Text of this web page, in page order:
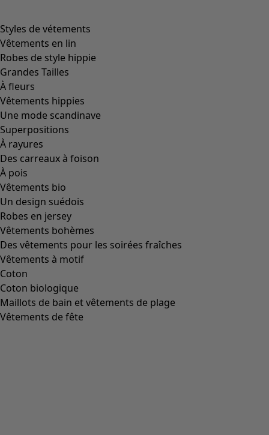
Styles de vétements
Vêtements en lin
Robes de style hippie
Grandes Tailles
À fleurs
Vêtements hippies
Une mode scandinave
Superpositions
À rayures
Des carreaux à foison
À pois
Vêtements bio
Un design suédois
Robes en jersey
Vêtements bohèmes
Des vêtements pour les soirées fraîches
Vêtements à motif
Coton
Coton biologique
Maillots de bain et vêtements de plage
Vêtements de fête